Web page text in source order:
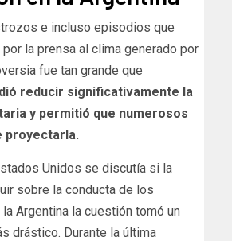
e incluso episodios que
la prensa al clima generado por
fue tan grande que
reducir significativamente la
y permitió que numerosos
proyectarla.
Unidos se discutía si la
sobre la conducta de los
la Argentina la cuestión tomó un
drástico. Durante la última